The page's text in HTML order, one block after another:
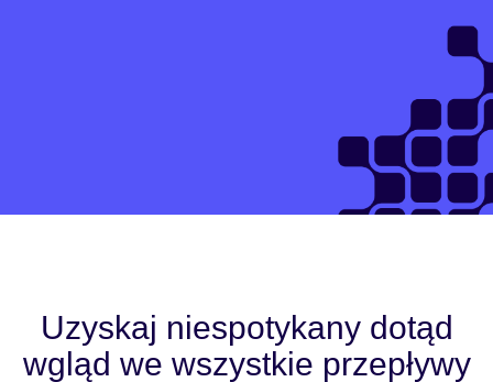
Uzyskaj niespotykany dotąd
wgląd we wszystkie przepływy